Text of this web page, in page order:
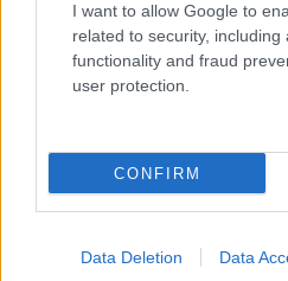
I want to allow Google to
related to security, including
functionality and fraud
user protection.
CONFIRM
Data Deletion Data
Athénba.